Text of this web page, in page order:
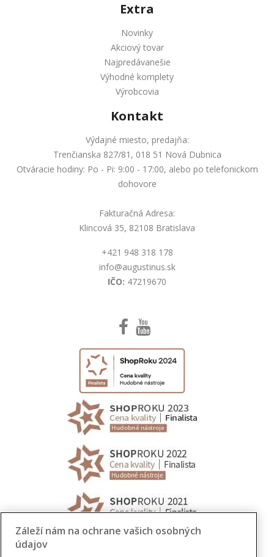
Extra
Novinky
Akciový tovar
Najpredávanešie
Výhodné komplety
Výrobcovia
Kontakt
Výdajné miesto, predajňa:
Trenčianska 827/81, 018 51 Nová Dubnica
Otváracie hodiny: Po - Pi: 9:00 - 17:00, alebo po telefonickom
dohovore
Fakturačná Adresa:
Klincová 35, 82108 Bratislava
+421 948 318 178
info@augustinus.sk
IČO: 47219670
Záleží nám na ochrane vašich osobných
údajov